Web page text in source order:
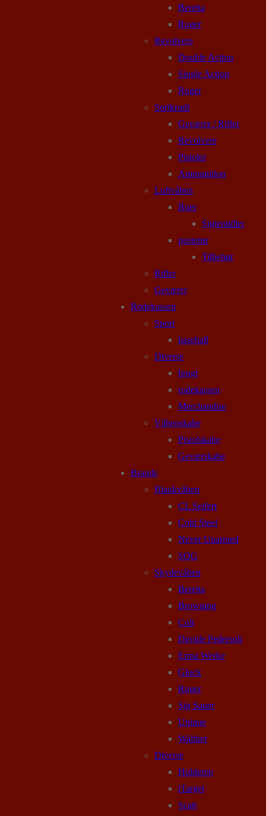
Beretta
Ruger
Revolvere
Double Action
Single Action
Ruger
Sortkrudt
Geværer / Rifler
Revolvere
Pistoler
Ammunition
Luftvåben
Buer
Sigtemidler
pusterør
Tilbehør
Rifler
Geværer
Rodekassen
Sport
baseball
Diverse
brugt
rodekassen
Merchandise
Våbenskabe
Pistolskabe
Geværskabe
Brands
Blankvåben
CL Seifert
Cold Steel
Never Unarmed
SOG
Skydevåben
Beretta
Browning
Colt
Davide Pedersoli
Erma Werke
Glock
Ruger
Sig Sauer
Unique
Walther
Diverse
Holderen
iTarget
Scatt